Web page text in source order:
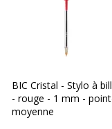
BIC Cristal - Stylo à
- rouge - 1 mm -
moyenne